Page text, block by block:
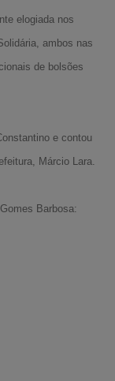
elogiada nos
ambos nas
de bolsões
e contou
Márcio Lara.
Barbosa: